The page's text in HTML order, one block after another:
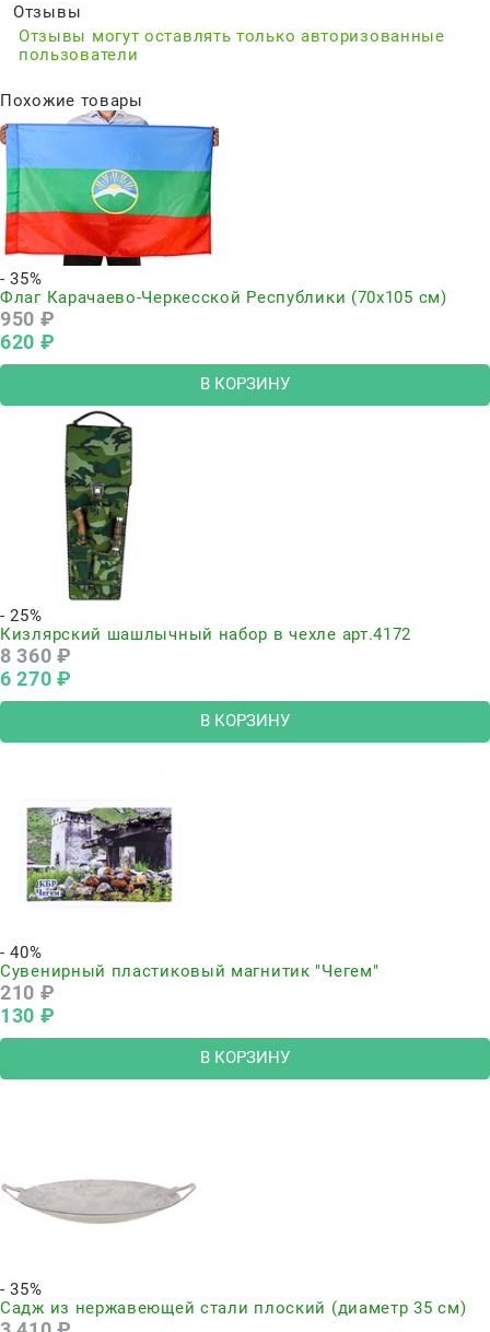
Отзывы
Отзывы могут оставлять только авторизованные
пользователи
Похожие товары
- 35%
Флаг Карачаево-Черкесской Республики (70x105 см)
950 ₽
620 ₽
В КОРЗИНУ
- 25%
Кизлярский шашлычный набор в чехле арт.4172
8 360 ₽
6 270 ₽
В КОРЗИНУ
- 40%
Сувенирный пластиковый магнитик "Чегем"
210 ₽
130 ₽
В КОРЗИНУ
- 35%
Садж из нержавеющей стали плоский (диаметр 35 см)